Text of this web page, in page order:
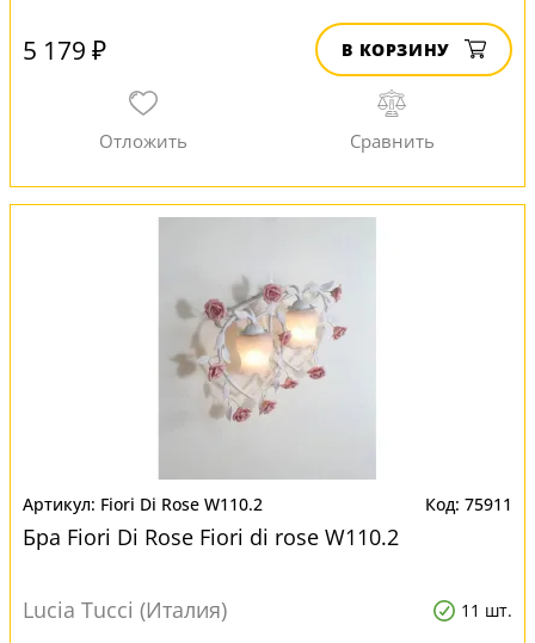
5 179 ₽ В КОРЗИНУ
Fiori Di Rose W110.2 75911
Бра Fiori Di Rose Fiori di rose W110.2
Lucia Tucci (Италия) 11 шт.